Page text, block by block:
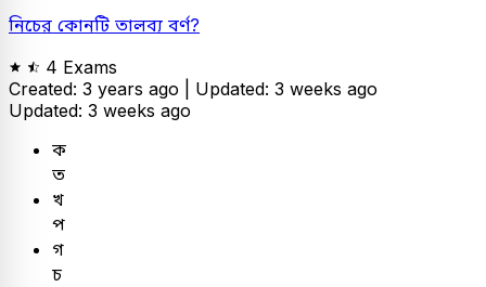
নিচের কোনটি তালব্য বর্ণ?
4 Exams
Created: 3 years ago | Updated: 3 weeks ago
Updated: 3 weeks ago
ক
ত
খ
প
গ
চ